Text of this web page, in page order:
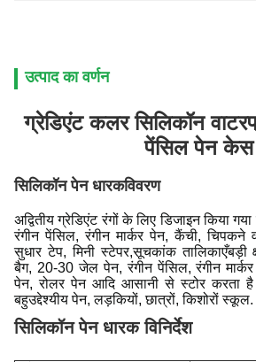
उत्पाद का वर्णन
ग्रेडिएंट कलर सिलिकॉन
पेंसिल पेन केस
सिलिकॉन पेन धारकविवरण
अद्वितीय ग्रेडिएंट रंगों के लिए डिजाइन किया
रंगीन पेंसिल, रंगीन मार्कर पेन, कैंची, चिपकने
सुधार टेप, मिनी स्टेपर,सूचकांक तालिकाएँबड़ी
बैग, 20-30 जेल पेन, रंगीन पेंसिल, रंगीन
पेन, रोलर पेन आदि आसानी से स्टोर करता
बहुउद्देश्यीय पेन, लड़कियों, छात्रों, किशोरों स्कूल.
सिलिकॉन पेन धारक विनिर्देश